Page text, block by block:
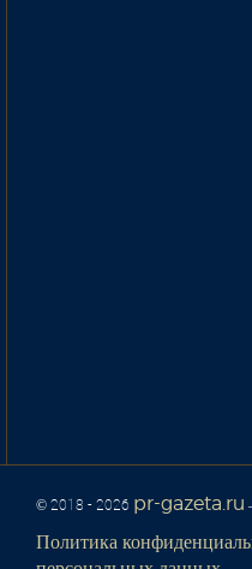
© 2018 - 2026 pr-gazeta.ru
Политика